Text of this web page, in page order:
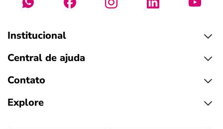
Institucional
Central de ajuda
Contato
Explore